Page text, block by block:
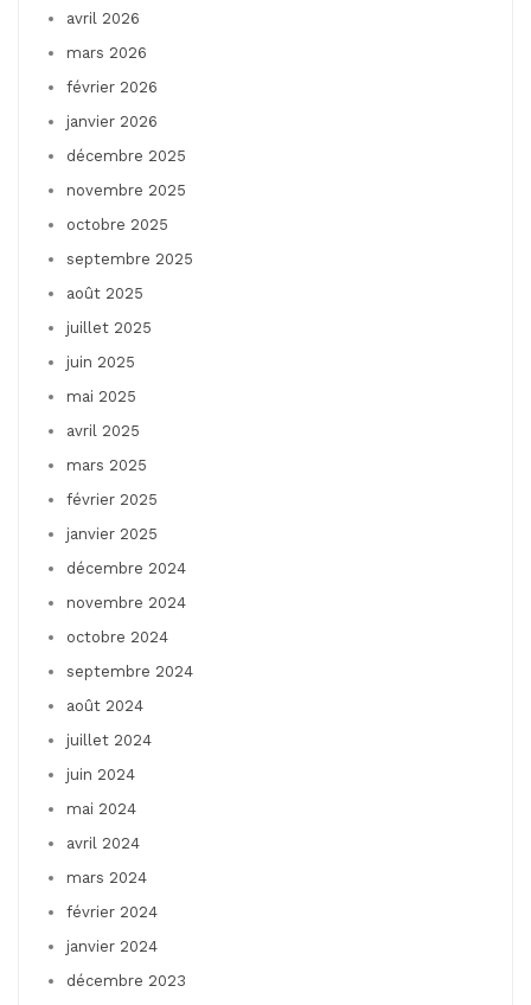
avril 2026
mars 2026
février 2026
janvier 2026
décembre 2025
novembre 2025
octobre 2025
septembre 2025
août 2025
juillet 2025
juin 2025
mai 2025
avril 2025
mars 2025
février 2025
janvier 2025
décembre 2024
novembre 2024
octobre 2024
septembre 2024
août 2024
juillet 2024
juin 2024
mai 2024
avril 2024
mars 2024
février 2024
janvier 2024
décembre 2023